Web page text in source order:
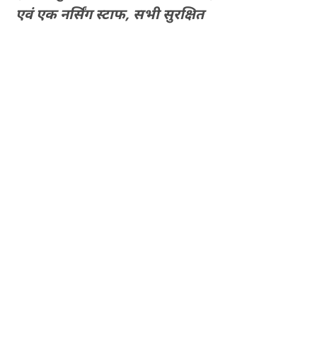
एवं एक नर्सिंग स्टाफ, सभी सुरक्षित